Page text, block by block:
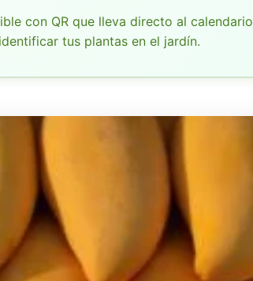
con QR que lleva directo al calendario
tus plantas en el jardín.